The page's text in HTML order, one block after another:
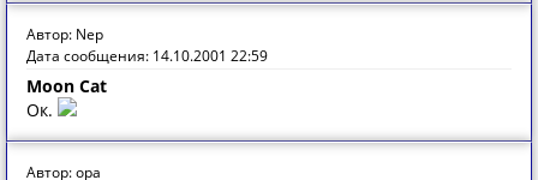
Автор: Nep
Дата сообщения: 14.10.2001 22:59
Moon Cat
Ок.
Автор: opa